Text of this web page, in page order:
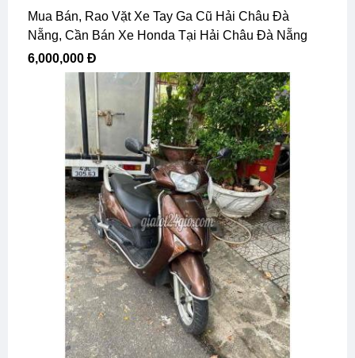
Mua Bán, Rao Vặt Xe Tay Ga Cũ Hải Châu Đà
Nẵng, Cần Bán Xe Honda Tại Hải Châu Đà Nẵng
6,000,000 Đ